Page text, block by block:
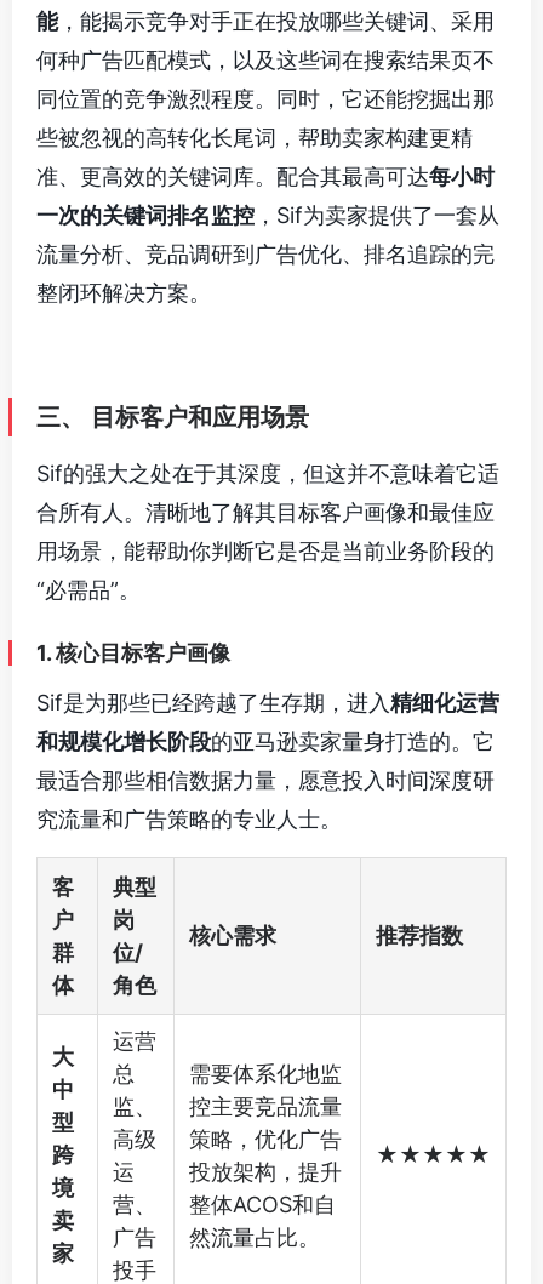
能，能揭示竞争对手正在投放哪些关键词、采用
何种广告匹配模式，以及这些词在搜索结果页不
同位置的竞争激烈程度。同时，它还能挖掘出那
些被忽视的高转化长尾词，帮助卖家构建更精
准、更高效的关键词库。配合其最高可达每小时
一次的关键词排名监控 ，Sif为卖家提供了一套从
流量分析、竞品调研到广告优化、排名追踪的完
整闭环解决方案。
三、 目标客户和应用场景
Sif的强大之处在于其深度，但这并不意味着它适
合所有人。清晰地了解其目标客户画像和最佳应
用场景，能帮助你判断它是否是当前业务阶段的
“必需品”。
1. 核心目标客户画像
Sif是为那些已经跨越了生存期，进入精细化运营
和规模化增长阶段的亚马逊卖家量身打造的。它
最适合那些相信数据力量，愿意投入时间深度研
究流量和广告策略的专业人士。
客
户
群
体
典型
岗
位/
角色
核心需求 推荐指数
大
中
型
跨
境
卖
家
运营
总
监、
高级
运
营、
广告
投手
需要体系化地监
控主要竞品流量
策略，优化广告
投放架构，提升
整体ACOS和自
然流量占比。
★★★★★